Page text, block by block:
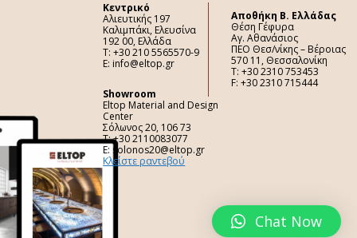
Κεντρικό
Αλιευτικής 197
Καλιμπάκι, Ελευσίνα
192 00, Ελλάδα
Τ: +30 210 5565570-9
E: info@eltop.gr
Showroom
Eltop Material and Design
Center
Σόλωνος 20, 106 73
Τ: +30 2110083077
E: solonos20@eltop.gr
Κλείστε ραντεβού
Aποθήκη Β. Ελλάδας
Θέση Γέφυρα
Αγ. Αθανάσιος
ΠΕΟ Θεσ/νίκης – Βέροιας
570 11, Θεσσαλονίκη
Τ: +30 2310 753453
F: +30 2310 715444
Chat Now